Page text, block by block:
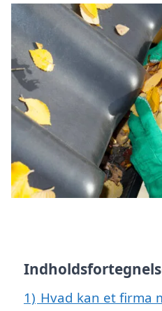
1) Hvad kan et firma